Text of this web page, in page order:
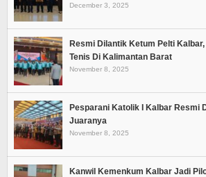
December 3, 2025
Resmi Dilantik Ketum Pelti
Tenis Di Kalimantan Barat
November 8, 2025
Pesparani Katolik I Kalbar Resmi
Juaranya
November 8, 2025
Kanwil Kemenkum Kalbar Jadi